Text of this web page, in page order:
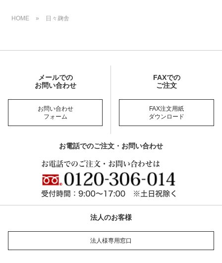
HOME » 日々麹舎
メールでの
お問い合わせ
お問い合わせ
フォーム
FAXでの
ご注文
FAX注文用紙
ダウンロード
お電話でのご注文・お問い合わせ
法人のお客様
法人様専用窓口